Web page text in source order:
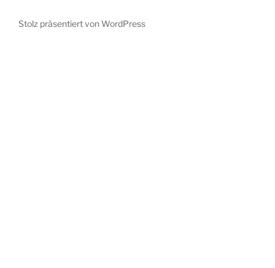
Stolz präsentiert von WordPress